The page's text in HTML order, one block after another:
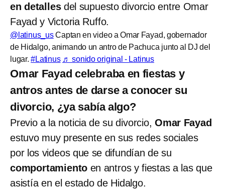
en detallesdel supuesto divorcio entre Omar
Fayad y Victoria Ruffo.
@latinus_usCaptan en video a Omar Fayad, gobernador
de Hidalgo, animando un antro de Pachuca junto al DJ del
lugar.#Latinus ♬ sonido original - Latinus
Omar Fayad celebraba en fiestas y
antros antes de darse a conocer su
divorcio, ¿ya sabía algo?
Previo a la noticia de su divorcio, Omar Fayad
estuvo muy presente en sus redes sociales
por los videos que se difundían de su
comportamiento en antros y fiestas a las que
asistía en el estado de Hidalgo.